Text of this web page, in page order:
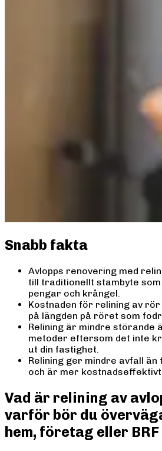
Snabb fakta
Avlopps renovering med
till traditionellt stambyte
pengar och krångel.
Kostnaden för relining av
på längden på röret som
Relining är mindre störande
metoder eftersom det inte
ut din fastighet.
Relining ger mindre avfall
och är mer kostnadseffektivt
Vad är relining av
varför bör du
hem, företag eller